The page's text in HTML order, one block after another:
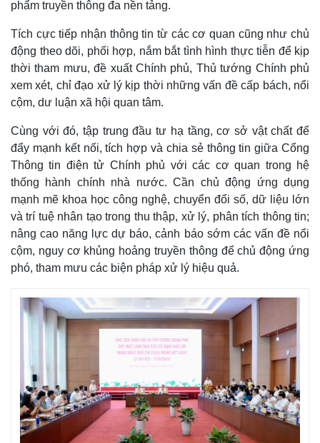
phẩm truyền thông đa nền tảng.
Tích cực tiếp nhận thông tin từ các cơ quan cũng như chủ
động theo dõi, phối hợp, nắm bắt tình hình thực tiễn để kịp
thời tham mưu, đề xuất Chính phủ, Thủ tướng Chính phủ
xem xét, chỉ đạo xử lý kịp thời những vấn đề cấp bách, nổi
cộm, dư luận xã hội quan tâm.
Cùng với đó, tập trung đầu tư hạ tầng, cơ sở vật chất để
đẩy mạnh kết nối, tích hợp và chia sẻ thông tin giữa Cổng
Thông tin điện tử Chính phủ với các cơ quan trong hệ
thống hành chính nhà nước. Cần chủ động ứng dụng
mạnh mẽ khoa học công nghệ, chuyển đổi số, dữ liệu lớn
và trí tuệ nhân tạo trong thu thập, xử lý, phân tích thông tin;
nâng cao năng lực dự báo, cảnh báo sớm các vấn đề nổi
cộm, nguy cơ khủng hoảng truyền thông để chủ động ứng
phó, tham mưu các biện pháp xử lý hiệu quả.